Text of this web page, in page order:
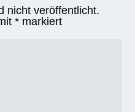
nicht veröffentlicht.
* markiert